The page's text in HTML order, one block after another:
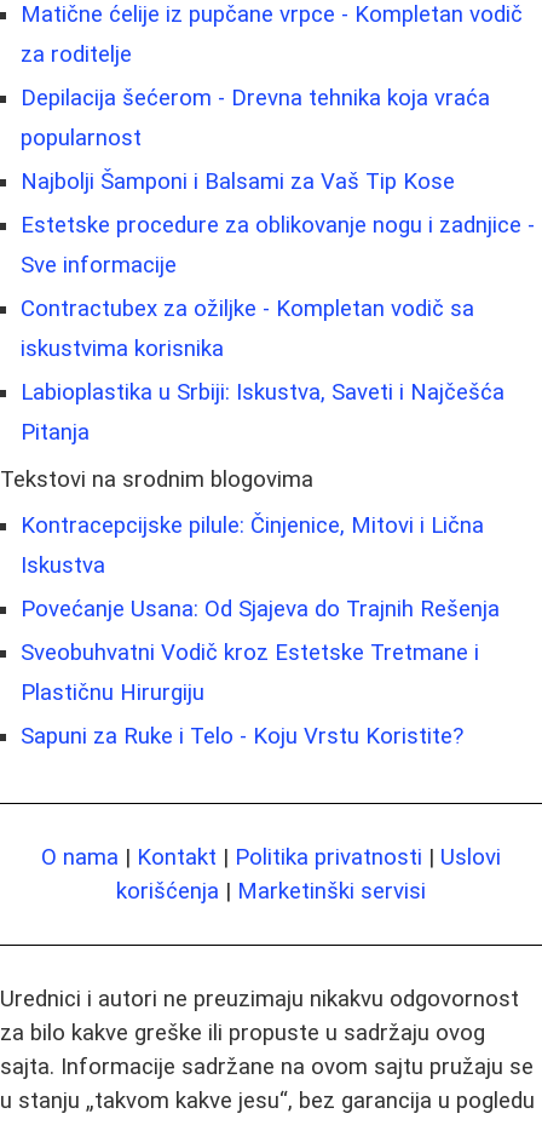
Matične ćelije iz pupčane vrpce - Kompletan vodič
za roditelje
Depilacija šećerom - Drevna tehnika koja vraća
popularnost
Najbolji Šamponi i Balsami za Vaš Tip Kose
Estetske procedure za oblikovanje nogu i zadnjice -
Sve informacije
Contractubex za ožiljke - Kompletan vodič sa
iskustvima korisnika
Labioplastika u Srbiji: Iskustva, Saveti i Najčešća
Pitanja
Tekstovi na srodnim blogovima
Kontracepcijske pilule: Činjenice, Mitovi i Lična
Iskustva
Povećanje Usana: Od Sjajeva do Trajnih Rešenja
Sveobuhvatni Vodič kroz Estetske Tretmane i
Plastičnu Hirurgiju
Sapuni za Ruke i Telo - Koju Vrstu Koristite?
O nama | Kontakt | Politika privatnosti | Uslovi
korišćenja | Marketinški servisi
Urednici i autori ne preuzimaju nikakvu odgovornost
za bilo kakve greške ili propuste u sadržaju ovog
sajta. Informacije sadržane na ovom sajtu pružaju se
u stanju „takvom kakve jesu“, bez garancija u pogledu